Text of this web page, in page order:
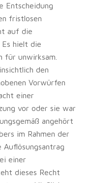
Entscheidung
fristlosen
auf die
hielt die
für unwirksam.
den
Vorwürfen
einer
vor oder sie war
angehört
im Rahmen der
einer
dieses Recht